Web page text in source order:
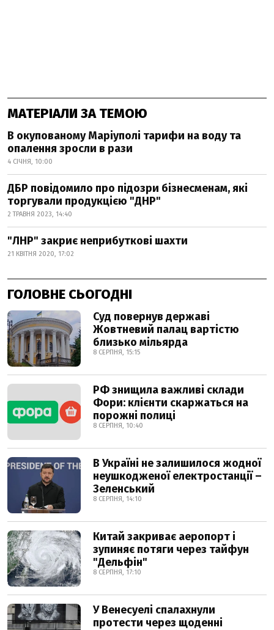
МАТЕРІАЛИ ЗА ТЕМОЮ
В окупованому Маріуполі тарифи на воду та
опалення зросли в рази
4 СІЧНЯ, 10:00
ДБР повідомило про підозри бізнесменам, які
торгували продукцією "ДНР"
2 ТРАВНЯ 2023, 14:40
"ЛНР" закриє неприбуткові шахти
21 КВІТНЯ 2020, 17:02
ГОЛОВНЕ СЬОГОДНІ
Суд повернув державі
Жовтневий палац вартістю
близько мільярда
8 СЕРПНЯ, 15:15
РФ знищила важливі склади
Фори: клієнти скаржаться на
порожні полиці
8 СЕРПНЯ, 10:40
В Україні не залишилося жодної
неушкодженої електростанції –
Зеленський
8 СЕРПНЯ, 14:10
Китай закриває аеропорт і
зупиняє потяги через тайфун
"Дельфін"
8 СЕРПНЯ, 17:10
У Венесуелі спалахнули
протести через щоденні